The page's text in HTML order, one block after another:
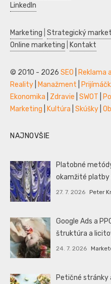
LinkedIn
Marketing Strategický
Online marketing
Kontakt
© 2010 - 2026 SEO Reklama
Reality
Manažment
Ekonomika
Zdravie SWOT
Marketing
Kultúra Skúšky
NAJNOVŠIE
Platobné
okamžité platby
27. 7. 2026 Peter
Google Ads a
štruktúra a
24. 7. 2026
Petičné stránky